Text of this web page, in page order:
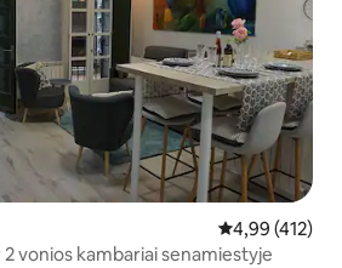
Vidutinis
4,99 (412)
vonios kambariai senamiestyje